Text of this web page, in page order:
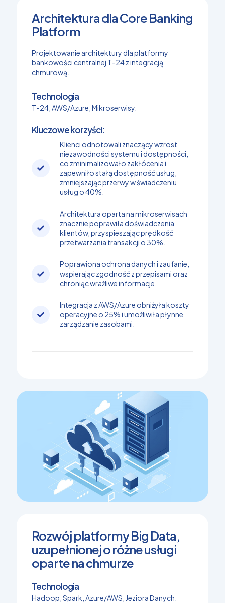
Architektura dla Core Banking
Platform
Projektowanie architektury dla platformy
bankowości centralnej T-24 z integracją
chmurową.
Technologia
T-24, AWS/Azure, Mikroserwisy.
Kluczowe korzyści:
Klienci odnotowali znaczący wzrost
niezawodności systemu i dostępności,
co zminimalizowało zakłócenia i
zapewniło stałą dostępność usług,
zmniejszając przerwy w świadczeniu
usług o 40%.
Architektura oparta na mikroserwisach
znacznie poprawiła doświadczenia
klientów, przyspieszając prędkość
przetwarzania transakcji o 30%.
Poprawiona ochrona danych i zaufanie,
wspierając zgodność z przepisami oraz
chroniąc wrażliwe informacje.
Integracja z AWS/Azure obniżyła koszty
operacyjne o 25% i umożliwiła płynne
zarządzanie zasobami.
Rozwój platformy Big Data,
uzupełnionej o różne usługi
oparte na chmurze
Technologia
Hadoop, Spark, Azure/AWS, Jeziora Danych.